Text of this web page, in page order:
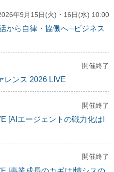
年9月15日(火)・16日(水) 10:00
から自律・協働へ─ビジネス
開催終了
レンス 2026 LIVE
開催終了
[AIエージェントの戦力化はI
開催終了